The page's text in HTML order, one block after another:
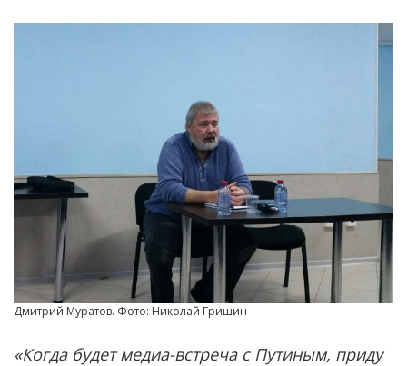
Дмитрий Муратов. Фото: Николай Гришин
«Когда будет медиа-встреча с Путиным, приду